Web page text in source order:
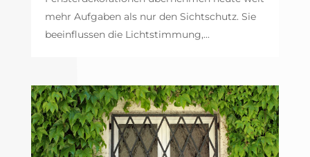
mehr Aufgaben als nur den Sichtschutz. Sie
beeinflussen die Lichtstimmung,...